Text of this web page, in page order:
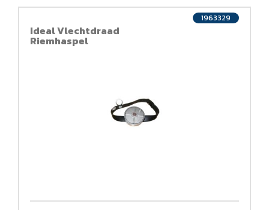
Ideal Vlechtdraad
Riemhaspel
1963329